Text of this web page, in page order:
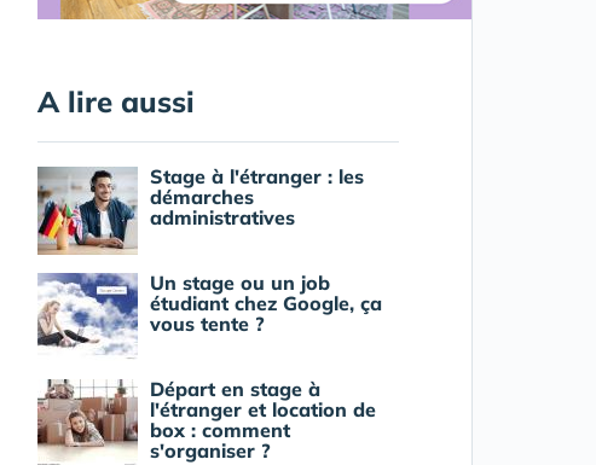
A lire aussi
Stage à l'étranger : les
démarches
administratives
Un stage ou un job
étudiant chez Google, ça
vous tente ?
Départ en stage à
l'étranger et location de
box : comment
s'organiser ?